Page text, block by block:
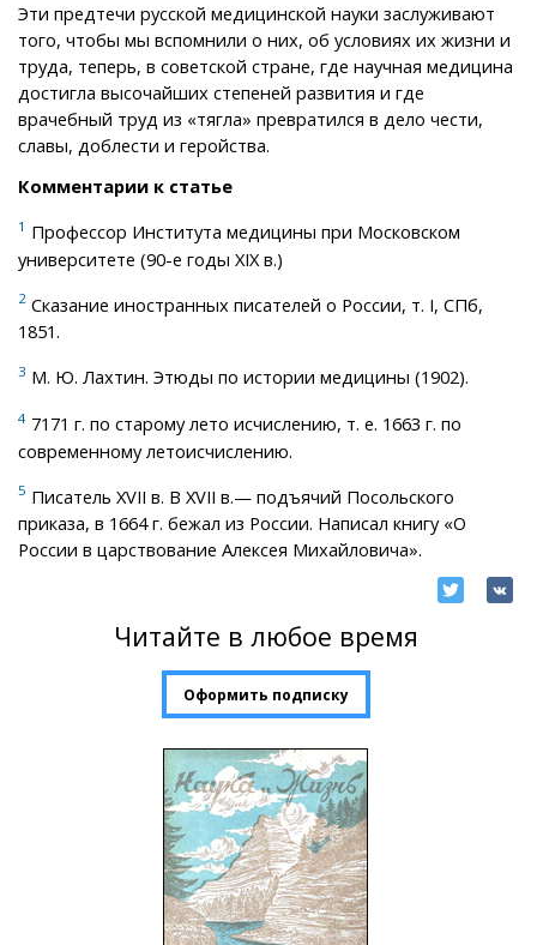
Эти предтечи русской медицинской науки заслуживают
того, чтобы мы вспомнили о них, об условиях их жизни и
труда, теперь, в советской стране, где научная медицина
достигла высочайших степеней развития и где
врачебный труд из «тягла» превратился в дело чести,
славы, доблести и геройства.
Комментарии к статье
1 Профессор Института медицины при Московском
университете (90-е годы XIX в.)
2 Сказание иностранных писателей о России, т. I, СПб,
1851.
3 М. Ю. Лахтин. Этюды по истории медицины (1902).
4 7171 г. по старому лето исчислению, т. е. 1663 г. по
современному летоисчислению.
5 Писатель XVII в. В XVII в.— подъячий Посольского
приказа, в 1664 г. бежал из России. Написал книгу «О
России в царствование Алексея Михайловича».
Читайте в любое время
Оформить подписку